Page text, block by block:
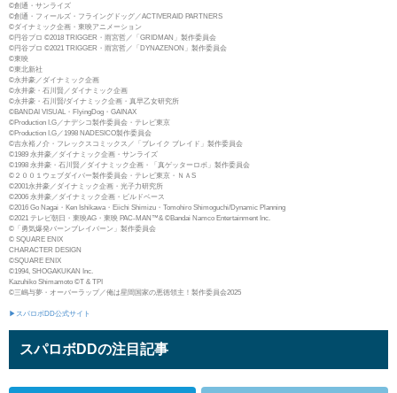
©創通・サンライズ
©創通・フィールズ・フライングドッグ／ACTIVERAID PARTNERS
©ダイナミック企画・東映アニメーション
©円谷プロ ©2018 TRIGGER・雨宮哲／「GRIDMAN」製作委員会
©円谷プロ ©2021 TRIGGER・雨宮哲／「DYNAZENON」製作委員会
©東映
©東北新社
©永井豪／ダイナミック企画
©永井豪・石川賢／ダイナミック企画
©永井豪・石川賢/ダイナミック企画・真早乙女研究所
©BANDAI VISUAL・FlyingDog・GAINAX
©Production I.G／ナデシコ製作委員会・テレビ東京
©Production I.G／1998 NADESICO製作委員会
©吉永裕ノ介・フレックスコミックス／「ブレイク ブレイド」製作委員会
©1989 永井豪／ダイナミック企画・サンライズ
©1998 永井豪・石川賢／ダイナミック企画・「真ゲッターロボ」製作委員会
©２００１ウェブダイバー製作委員会・テレビ東京・ＮＡS
©2001永井豪／ダイナミック企画・光子力研究所
©2006 永井豪／ダイナミック企画・ビルドベース
©2016 Go Nagai・Ken Ishikawa・Eiichi Shimizu・Tomohiro Shimoguchi/Dynamic Planning
©2021 テレビ朝日・東映AG・東映 PAC-MAN™& ©Bandai Namco Entertainment Inc.
©「勇気爆発バーンブレイバーン」製作委員会
© SQUARE ENIX
CHARACTER DESIGN
©SQUARE ENIX
©1994, SHOGAKUKAN Inc.
Kazuhiko Shimamoto ©T & TPI
©三嶋与夢・オーバーラップ／俺は星間国家の悪徳領主！製作委員会2025
▶スパロボDD公式サイト
スパロボDDの注目記事